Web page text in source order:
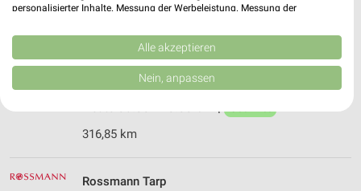
❯
dm Rendsburg
Bismarckstraße 12-14
24768 Rendsburg
316,85 km
Rossmann Tarp
personalisierter Inhalte. Messung der Werbeleistung. Messung der
Kombinationen von Daten aus verschiedenen Quellen. Entwicklung und
Verbesserung der Angebote. Verwendung reduzierter Daten zur Auswahl
von Inhalten.
Daten können außerhalb der Europäischen Union weitergegeben und in die
Website/App.
Partnerliste anzeigen (1 IAB-Anbieter)
IAB-Verarbeitungszwecke:
Alle akzeptieren
Nein, anpassen